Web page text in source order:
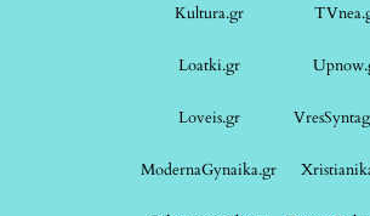
Kultura.gr
Loatki.gr
Loveis.gr
ModernaGynaika.gr